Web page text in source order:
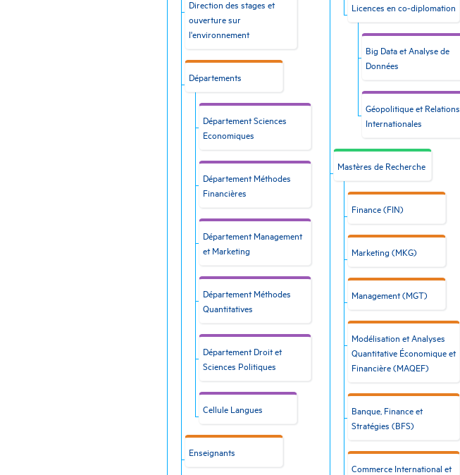
Direction des stages et
ouverture sur
l'environnement
Départements
Département Sciences
Economiques
Département Méthodes
Financières
Département Management
et Marketing
Département Méthodes
Quantitatives
Département Droit et
Sciences Politiques
Cellule Langues
Enseignants
Licences en co-diplomation
Big Data et Analyse de
Données
Géopolitique et Relations
Internationales
Mastères de Recherche
Finance (FIN)
Marketing (MKG)
Management (MGT)
Modélisation et Analyses
Quantitative Économique et
Financière (MAQEF)
Banque, Finance et
Stratégies (BFS)
Commerce International et